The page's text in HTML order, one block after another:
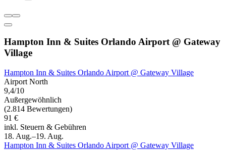
Hampton Inn & Suites Orlando Airport @ Gateway
Village
Hampton Inn & Suites Orlando Airport @ Gateway Village
Airport North
9,4/10
Außergewöhnlich
(2.814 Bewertungen)
91 €
inkl. Steuern & Gebühren
18. Aug.–19. Aug.
Hampton Inn & Suites Orlando Airport @ Gateway Village